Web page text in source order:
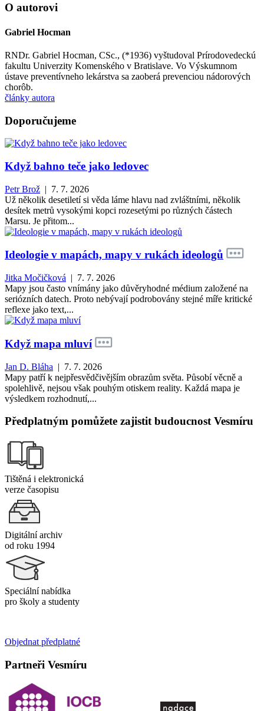
O autorovi
Gabriel Hocman
RNDr. Gabriel Hocman, CSc., (*1936) vyštudoval Prírodovedeckú
fakultu Univerzity Komenského v Bratislave. Vo Výskumnom
ústave preventívneho lekárstva sa zaoberá prevenciou nádorových
chorôb.
články autora
Doporučujeme
Když bahno teče jako ledovec
Petr Brož | 7. 7. 2026
Už několik desetiletí si věda láme hlavu nad zvláštními, několik
desítek metrů vysokými kopci rozesetými po různých částech
Marsu. Je přitom...
Ideologie v mapách, mapy v rukách ideologů
Jitka Močičková | 7. 7. 2026
Mapy jsou často vnímány jako důvěryhodné médium založené na
seriózních datech. Proto nebývají podrobovány stejné míře kritické
reflexe jako text,...
Když mapa mluví
Jan D. Bláha | 7. 7. 2026
Mapy patří k nejpřesvědčivějším obrazům světa. Působí věcně a
spolehlivě, nejsou však pouhým otiskem reality. Každá mapa je
výsledkem rozhodnutí,...
Předplatným pomůžete zajistit budoucnost Vesmíru
Tištěná i elektronická
verze časopisu
Digitální archiv
od roku 1994
Speciální nabídka
pro školy a studenty
Objednat předplatné
Partneři Vesmíru